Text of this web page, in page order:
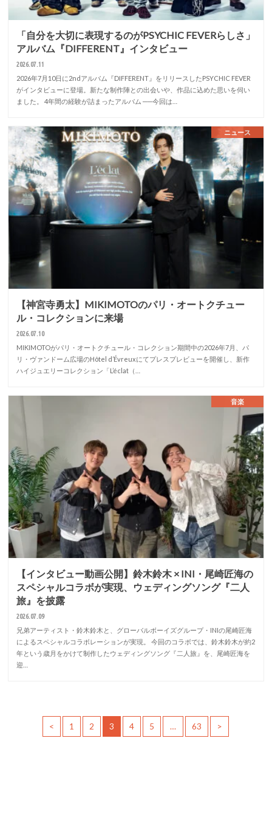
「自分を大切に表現するのがPSYCHIC FEVERらしさ」
アルバム『DIFFERENT』インタビュー
2026.07.11
2026年7月10日に2ndアルバム『DIFFERENT』をリリースしたPSYCHIC FEVER
がインタビューに登場。新たな制作陣との出会いや、作品に込めた思いを伺い
ました。 4年間の経験が詰まったアルバム ──今回は…
ニュース
【神宮寺勇太】MIKIMOTOのパリ・オートクチュー
ル・コレクションに来場
2026.07.10
MIKIMOTOがパリ・オートクチュール・コレクション期間中の2026年7月、パ
リ・ヴァンドーム広場のHôtel d’Évreuxにてプレスプレビューを開催し、新作
ハイジュエリーコレクション「L’éclat（…
音楽
【インタビュー動画公開】鈴木鈴木 × INI・尾崎匠海の
スペシャルコラボが実現、ウェディングソング『二人
旅』を披露
2026.07.09
兄弟アーティスト・鈴木鈴木と、グローバルボーイズグループ・INIの尾崎匠海
によるスペシャルコラボレーションが実現。 今回のコラボでは、鈴木鈴木が約2
年という歳月をかけて制作したウェディングソング『二人旅』を、尾崎匠海を
迎…
< 1 2 3 4 5 … 63 >